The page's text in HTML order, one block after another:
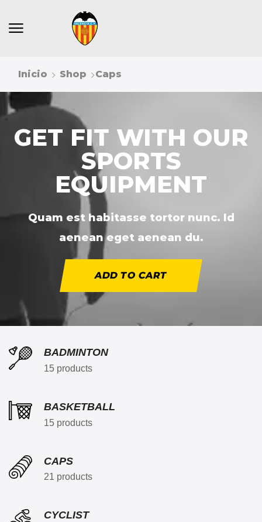
Inicio Shop Caps
GET FIT WITH OUR
SPORTS
EQUIPMENT
Quam est habitasse tortor nunc. Id
aenean eget aenean du.
ADD TO CART
BADMINTON
15 products
BASKETBALL
15 products
CAPS
21 products
CYCLIST